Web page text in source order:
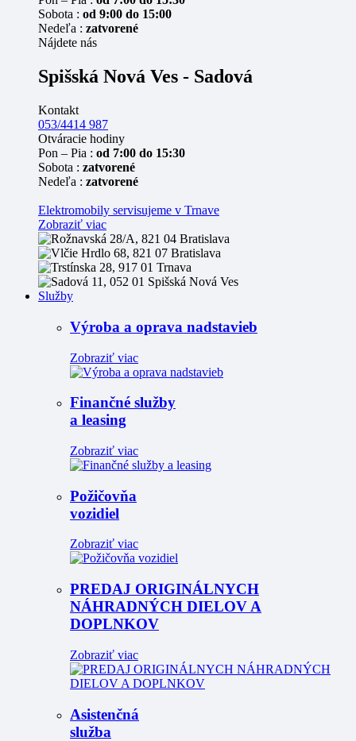
Sobota : od 9:00 do 15:00
Nedeľa : zatvorené
Nájdete nás
Spišská Nová Ves - Sadová
Kontakt
053/4414 987
Otváracie hodiny
Pon – Pia : od 7:00 do 15:30
Sobota : zatvorené
Nedeľa : zatvorené
Elektromobily servisujeme v Trnave
Zobraziť viac
Služby
Výroba a oprava nadstavieb
Zobraziť viac
Finančné služby
a leasing
Zobraziť viac
Požičovňa
vozidiel
Zobraziť viac
PREDAJ ORIGINÁLNYCH
NÁHRADNÝCH DIELOV A
DOPLNKOV
Zobraziť viac
Asistenčná
služba